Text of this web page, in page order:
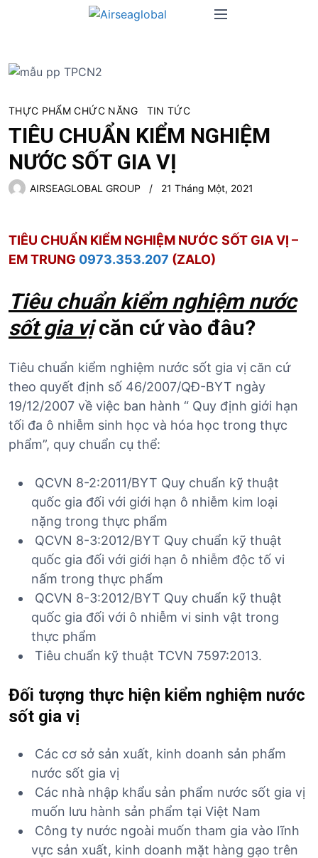
M
THỰC PHẨM CHỨC NĂNG TIN TỨC
TIÊU CHUẨN KIỂM NGHIỆM
NƯỚC SỐT GIA VỊ
AIRSEAGLOBAL GROUP 21 Tháng Một, 2021
TIÊU CHUẨN KIỂM NGHIỆM NƯỚC SỐT GIA VỊ –
EM TRUNG 0973.353.207 (ZALO)
Tiêu chuẩn kiểm nghiệm nước
sốt gia vịcăn cứ vào đâu?
Tiêu chuẩn kiểm nghiệm nước sốt gia vị căn cứ
theo quyết định số 46/2007/QĐ-BYT ngày
19/12/2007 về việc ban hành “ Quy định giới hạn
tối đa ô nhiễm sinh học và hóa học trong thực
phẩm”, quy chuẩn cụ thể:
QCVN 8-2:2011/BYT Quy chuẩn kỹ thuật
quốc gia đối với giới hạn ô nhiễm kim loại
nặng trong thực phẩm
QCVN 8-3:2012/BYT Quy chuẩn kỹ thuật
quốc gia đối với giới hạn ô nhiễm độc tố vi
nấm trong thực phẩm
QCVN 8-3:2012/BYT Quy chuẩn kỹ thuật
quốc gia đối với ô nhiễm vi sinh vật trong
thực phẩm
Tiêu chuẩn kỹ thuật TCVN 7597:2013.
Đối tượng thực hiện kiểm nghiệm nước
sốt gia vị
Các cơ sở sản xuất, kinh doanh sản phẩm
nước sốt gia vị
Các nhà nhập khẩu sản phẩm nước sốt gia vị
muốn lưu hành sản phẩm tại Việt Nam
Công ty nước ngoài muốn tham gia vào lĩnh
vực sản xuất, kinh doanh mặt hàng gạo trên